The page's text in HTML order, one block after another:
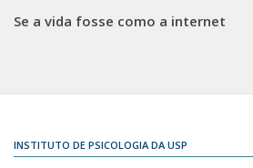
Se a vida fosse como a internet
INSTITUTO DE PSICOLOGIA DA USP